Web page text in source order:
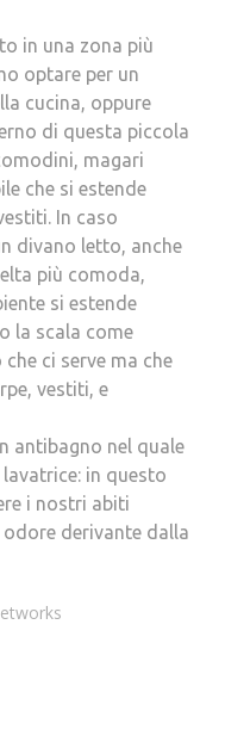
in una zona più
optare per un
cucina, oppure
di questa piccola
magari
che si estende
In caso
divano letto, anche
più comoda,
si estende
la scala come
ci serve ma che
vestiti, e
antibagno nel quale
in questo
i nostri abiti
derivante dalla